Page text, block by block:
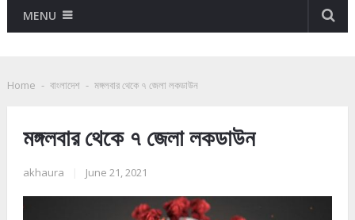
MENU
Home - বাংলাদেশ - মঙ্গলবার থেকে ৭ জেলা লকডাউন
মঙ্গলবার থেকে ৭ জেলা লকডাউন
akhaura June 21, 2021